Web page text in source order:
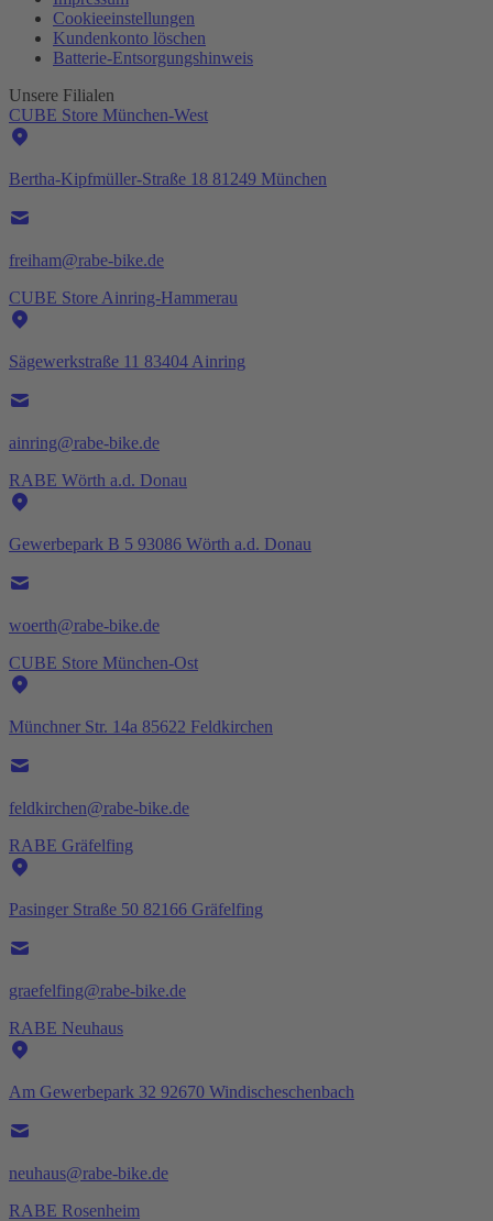
Cookieeinstellungen
Kundenkonto löschen
Batterie-Entsorgungshinweis
Unsere Filialen
CUBE Store München-West
Bertha-Kipfmüller-Straße 18 81249 München
freiham@rabe-bike.de
CUBE Store Ainring-Hammerau
Sägewerkstraße 11 83404 Ainring
ainring@rabe-bike.de
RABE Wörth a.d. Donau
Gewerbepark B 5 93086 Wörth a.d. Donau
woerth@rabe-bike.de
CUBE Store München-Ost
Münchner Str. 14a 85622 Feldkirchen
feldkirchen@rabe-bike.de
RABE Gräfelfing
Pasinger Straße 50 82166 Gräfelfing
graefelfing@rabe-bike.de
RABE Neuhaus
Am Gewerbepark 32 92670 Windischeschenbach
neuhaus@rabe-bike.de
RABE Rosenheim